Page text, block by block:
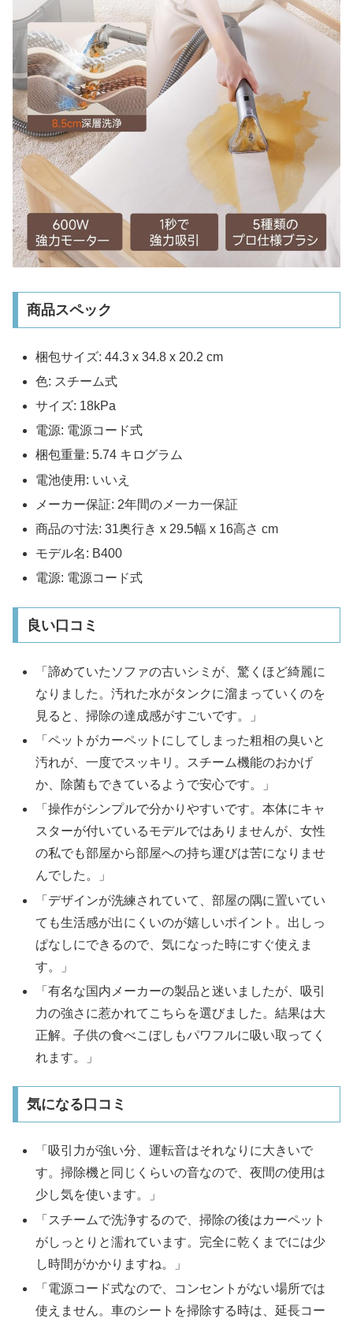
商品スペック
梱包サイズ: 44.3 x 34.8 x 20.2 cm
色: スチーム式
サイズ: 18kPa
電源: 電源コード式
梱包重量: 5.74 キログラム
電池使用: いいえ
メーカー保証: 2年間のメ一カ一保証
商品の寸法: 31奥行き x 29.5幅 x 16高さ cm
モデル名: B400
電源: 電源コード式
良い口コミ
「諦めていたソファの古いシミが、驚くほど綺麗に
なりました。汚れた水がタンクに溜まっていくのを
見ると、掃除の達成感がすごいです。」​
「ペットがカーペットにしてしまった粗相の臭いと
汚れが、一度でスッキリ。スチーム機能のおかげ
か、除菌もできているようで安心です。」​
「操作がシンプルで分かりやすいです。本体にキャ
スターが付いているモデルではありませんが、女性
の私でも部屋から部屋への持ち運びは苦になりませ
んでした。」​
「デザインが洗練されていて、部屋の隅に置いてい
ても生活感が出にくいのが嬉しいポイント。出しっ
ぱなしにできるので、気になった時にすぐ使えま
す。」​
「有名な国内メーカーの製品と迷いましたが、吸引
力の強さに惹かれてこちらを選びました。結果は大
正解。子供の食べこぼしもパワフルに吸い取ってく
れます。」​
気になる口コミ
「吸引力が強い分、運転音はそれなりに大きいで
す。掃除機と同じくらいの音なので、夜間の使用は
少し気を使います。」​
「スチームで洗浄するので、掃除の後はカーペット
がしっとりと濡れています。完全に乾くまでには少
し時間がかかりますね。」​
「電源コード式なので、コンセントがない場所では
使えません。車のシートを掃除する時は、延長コー